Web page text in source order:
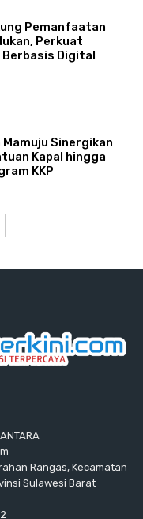
Pemanfaatan
Perkuat
Berbasis Digital
Mamuju Sinergikan
Kapal hingga
KKP
Rangas, Kecamatan
Sulawesi Barat